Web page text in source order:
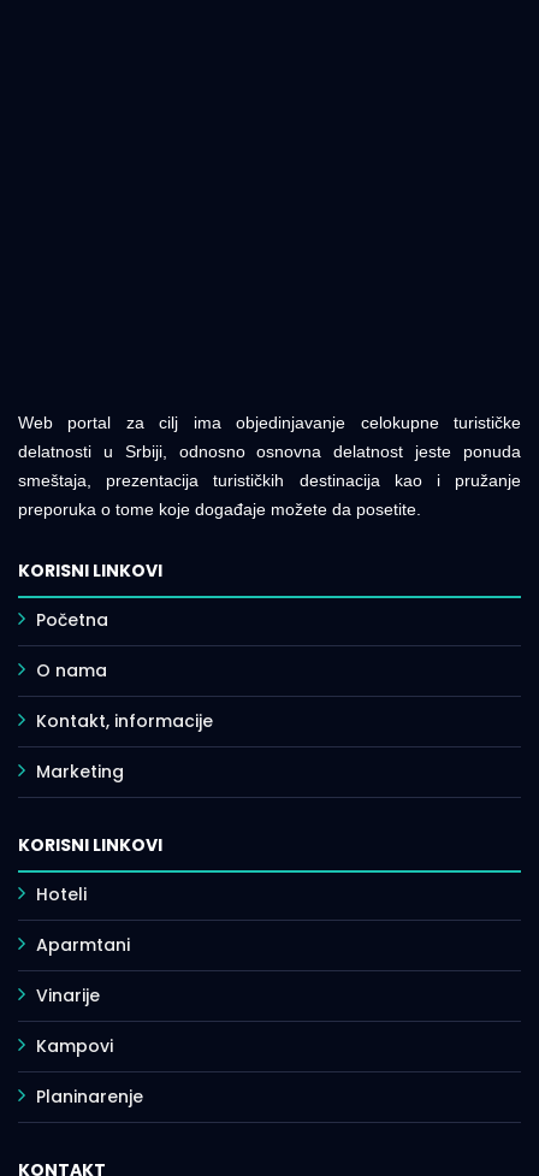
Web portal za cilj ima objedinjavanje celokupne turističke
delatnosti u Srbiji, odnosno osnovna delatnost jeste ponuda
smeštaja, prezentacija turističkih destinacija kao i pružanje
preporuka o tome koje događaje možete da posetite.
KORISNI LINKOVI
Početna
O nama
Kontakt, informacije
Marketing
KORISNI LINKOVI
Hoteli
Aparmtani
Vinarije
Kampovi
Planinarenje
KONTAKT